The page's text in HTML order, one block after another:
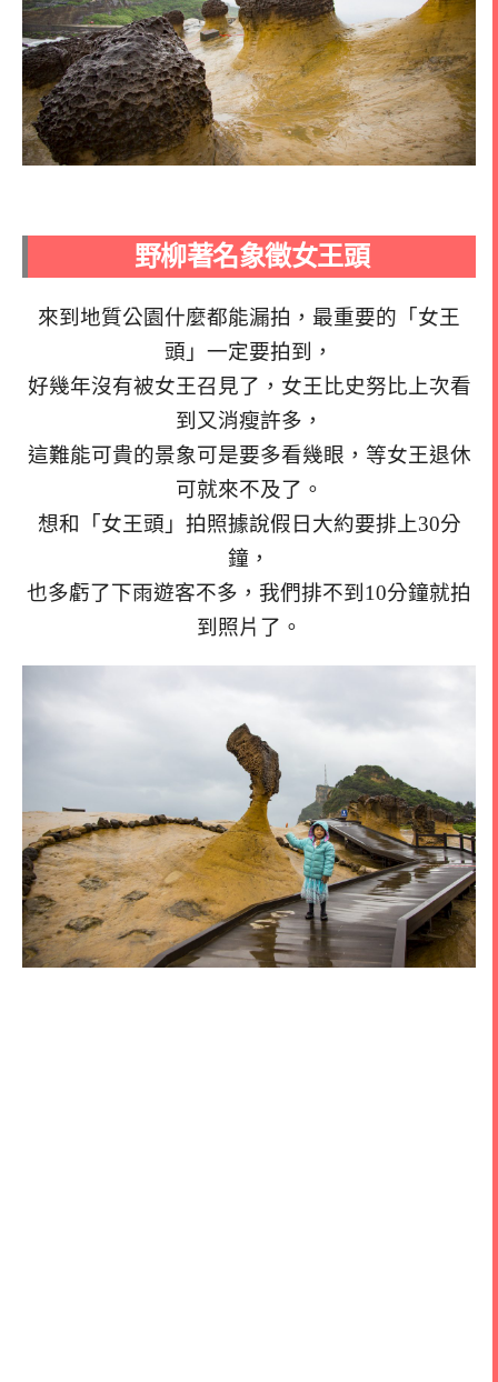
野柳著名象徵女王頭
來到地質公園什麼都能漏拍，最重要的「女王
頭」一定要拍到，
好幾年沒有被女王召見了，女王比史努比上次看
到又消瘦許多，
這難能可貴的景象可是要多看幾眼，等女王退休
可就來不及了。
想和「女王頭」拍照據說假日大約要排上30分
鐘，
也多虧了下雨遊客不多，我們排不到10分鐘就拍
到照片了。